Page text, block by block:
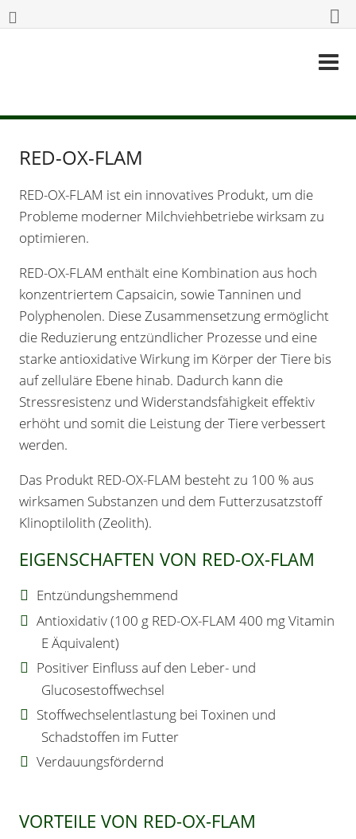
RED-OX-FLAM
RED-OX-FLAM ist ein innovatives Produkt, um die
Probleme moderner Milchviehbetriebe wirksam zu
optimieren.
RED-OX-FLAM enthält eine Kombination aus hoch
konzentriertem Capsaicin, sowie Tanninen und
Polyphenolen. Diese Zusammensetzung ermöglicht
die Reduzierung entzündlicher Prozesse und eine
starke antioxidative Wirkung im Körper der Tiere bis
auf zelluläre Ebene hinab. Dadurch kann die
Stressresistenz und Widerstandsfähigkeit effektiv
erhöht und somit die Leistung der Tiere verbessert
werden.
Das Produkt RED-OX-FLAM besteht zu 100 % aus
wirksamen Substanzen und dem Futterzusatzstoff
Klinoptilolith (Zeolith).
EIGENSCHAFTEN VON RED-OX-FLAM
Entzündungshemmend
Antioxidativ (100 g RED-OX-FLAM 400 mg Vitamin
E Äquivalent)
Positiver Einfluss auf den Leber- und
Glucosestoffwechsel
Stoffwechselentlastung bei Toxinen und
Schadstoffen im Futter
Verdauungsfördernd
VORTEILE VON RED-OX-FLAM